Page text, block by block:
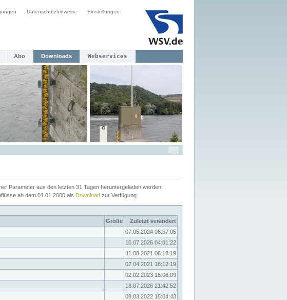
Datenschutzhinweise Einstellungen
Abo Downloads Webservices
Parameter aus den letzten 31 Tagen heruntergeladen werden.
ab dem 01.01.2000 als Download zur Verfügung.
Größe
Zuletzt verändert
07.05.2024 08:57:05
10.07.2026 04:01:22
11.08.2021 06:18:19
07.04.2021 18:12:19
02.02.2023 15:06:09
18.07.2026 21:42:52
08.03.2022 15:04:43